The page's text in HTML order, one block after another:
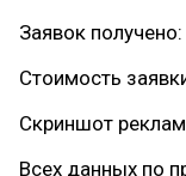
Заявок
Стоимость
Скриншот
Всех данных по